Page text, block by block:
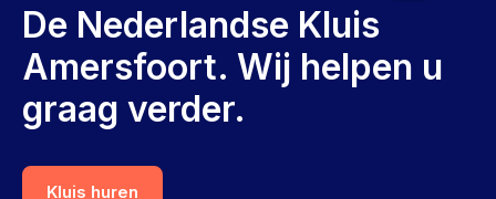
De Nederlandse Kluis
Amersfoort. Wij helpen u
graag verder.
Kluis huren